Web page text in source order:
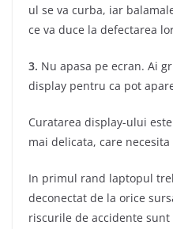
ul se va curba, iar
ce va duce la defectarea
3. Nu apasa pe ecran. Ai
display pentru ca pot
Curatarea display-ului
mai delicata, care
In primul rand laptopul
deconectat de la orice
riscurile de accidente